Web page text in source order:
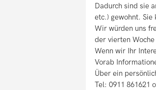
Dadurch sind sie
etc.) gewohnt. Sie
Wir würden uns
der vierten
Wenn wir Ihr
Vorab
Über ein
Tel: 0911 861621